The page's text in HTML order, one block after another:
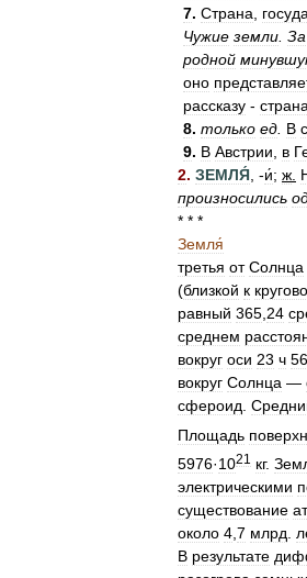
7. Страна
Чужие земли За
родной
оно
рассказу - страна
8. только ед В
9. В Австрии в
2. ЗЕМЛЯ́ , -и́; ж
произносились
* * *
Земля́
третья от Солнца
(близкой к
равный 365 24
среднем
вокруг оси 23 ч 56
вокруг Солнца —
сфероид
Площадь
5976·1021 кг.
электрическими
существование
около 4,7 млрд.
В результате